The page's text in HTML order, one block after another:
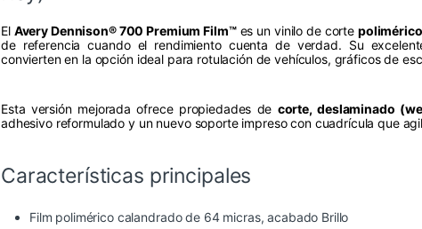
El Avery Dennison® 700 Premium Film™es un vinilo de corte
de referencia cuando el rendimiento cuenta de verdad. Su
convierten en la opción ideal para rotulación de vehículos, gráficos de
Esta versión mejorada ofrece propiedades de corte, deslaminado
adhesivo reformulado y un nuevo soporte impreso con cuadrícula que
Características principales
Film polimérico calandrado de 64 micras, acabado Brillo